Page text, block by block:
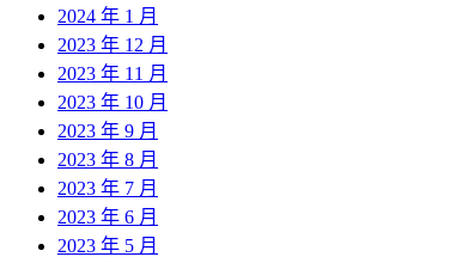
2024 年 1 月
2023 年 12 月
2023 年 11 月
2023 年 10 月
2023 年 9 月
2023 年 8 月
2023 年 7 月
2023 年 6 月
2023 年 5 月